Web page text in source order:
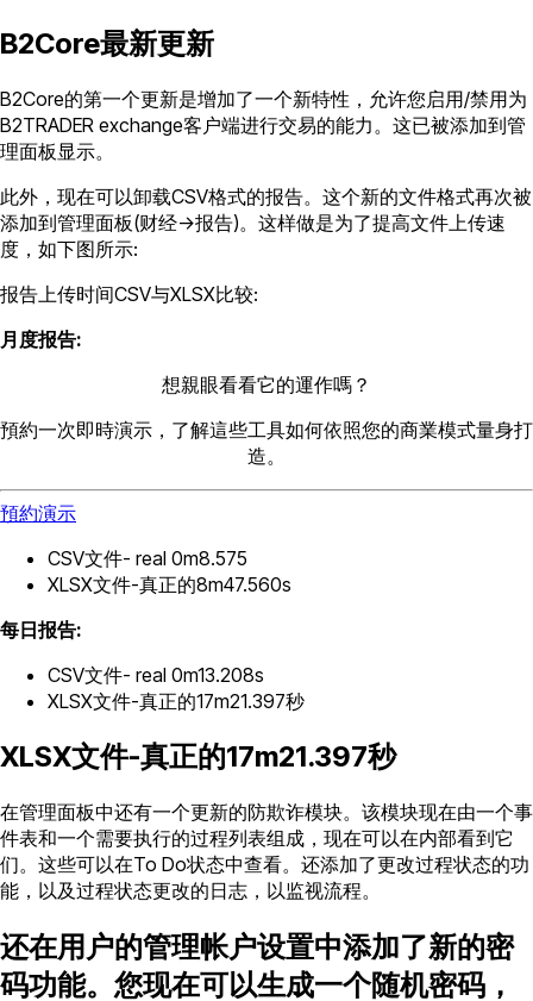
B2Core最新更新
B2Core的第一个更新是增加了一个新特性，允许您启用/禁用为
B2TRADER exchange客户端进行交易的能力。这已被添加到管
理面板显示。
此外，现在可以卸载CSV格式的报告。这个新的文件格式再次被
添加到管理面板(财经->报告)。这样做是为了提高文件上传速
度，如下图所示:
报告上传时间CSV与XLSX比较:
月度报告:
想親眼看看它的運作嗎？
預約一次即時演示，了解這些工具如何依照您的商業模式量身打
造。
預約演示
CSV文件- real 0m8.575
XLSX文件-真正的8m47.560s
每日报告:
CSV文件- real 0m13.208s
XLSX文件-真正的17m21.397秒
XLSX文件-真正的17m21.397秒
在管理面板中还有一个更新的防欺诈模块。该模块现在由一个事
件表和一个需要执行的过程列表组成，现在可以在内部看到它
们。这些可以在To Do状态中查看。还添加了更改过程状态的功
能，以及过程状态更改的日志，以监视流程。
还在用户的管理帐户设置中添加了新的密
码功能。您现在可以生成一个随机密码，